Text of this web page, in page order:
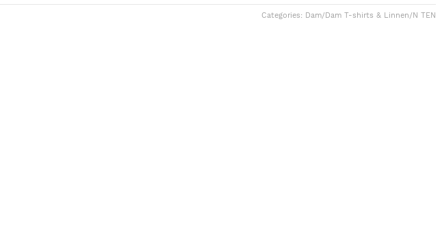
Categories: Dam/Dam T-shirts & Linnen/N TEN